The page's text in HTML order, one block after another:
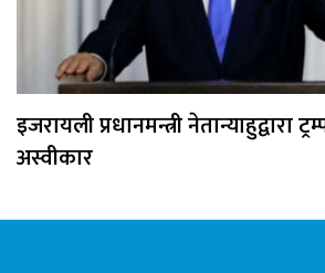
इजरायली प्रधानमन्त्री नेतान्याहुद्वारा
अस्वीकार